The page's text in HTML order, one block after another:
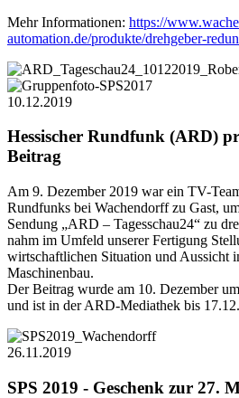
Mehr Informationen: https://
automation.de/produkte/drehgeber-
10.12.2019
Hessischer Rundfunk (ARD)
Beitrag
Am 9. Dezember 2019 war ein TV-
Rundfunks bei Wachendorff zu Gast,
Sendung „ARD – Tagesschau24“ zu
nahm im Umfeld unserer Fertigung
wirtschaftlichen Situation und Aussicht
Maschinenbau.
Der Beitrag wurde am 10. Dezember
und ist in der ARD-Mediathek bis
26.11.2019
SPS 2019 - Geschenk zur 27.